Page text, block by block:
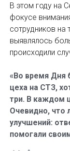
В этом году на
фокусе
сотрудников на
выявлялось
происходили
«Во время Дня
цеха на СТЗ,
три. В каждом
Очевидно, что
улучшений:
помогали